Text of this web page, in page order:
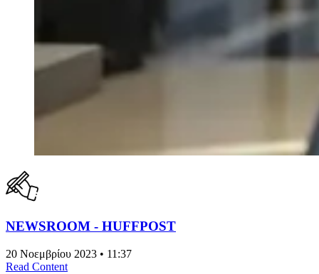
NEWSROOM - HUFFPOST
20 Νοεμβρίου 2023 • 11:37
Read Content